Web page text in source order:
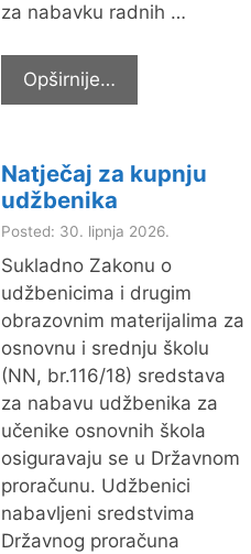
za nabavku radnih …
Opširnije…
Natječaj
kupnju
radnih
bilježnica
Natječaj za kupnju
udžbenika
Posted: 30. lipnja 2026.
Sukladno Zakonu o
udžbenicima i drugim
obrazovnim materijalima za
osnovnu i srednju školu
(NN, br.116/18) sredstava
za nabavu udžbenika za
učenike osnovnih škola
osiguravaju se u Državnom
proračunu. Udžbenici
nabavljeni sredstvima
Državnog proračuna